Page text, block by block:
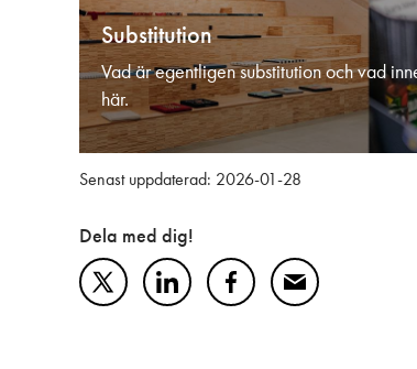
Substitution
Vad är egentligen substitution och vad
här.
Senast uppdaterad: 2026-01-28
Dela med dig!
TwitterLinkedInFacebookMail